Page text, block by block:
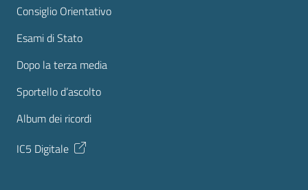
Consiglio Orientativo
Esami di Stato
Dopo la terza media
Sportello d’ascolto
Album dei ricordi
IC5 Digitale